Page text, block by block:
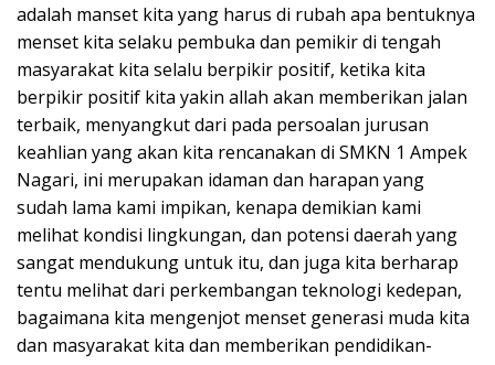
adalah manset kita yang harus di rubah apa bentuknya
menset kita selaku pembuka dan pemikir di tengah
masyarakat kita selalu berpikir positif, ketika kita
berpikir positif kita yakin allah akan memberikan jalan
terbaik, menyangkut dari pada persoalan jurusan
keahlian yang akan kita rencanakan di SMKN 1 Ampek
Nagari, ini merupakan idaman dan harapan yang
sudah lama kami impikan, kenapa demikian kami
melihat kondisi lingkungan, dan potensi daerah yang
sangat mendukung untuk itu, dan juga kita berharap
tentu melihat dari perkembangan teknologi kedepan,
bagaimana kita mengenjot menset generasi muda kita
dan masyarakat kita dan memberikan pendidikan-